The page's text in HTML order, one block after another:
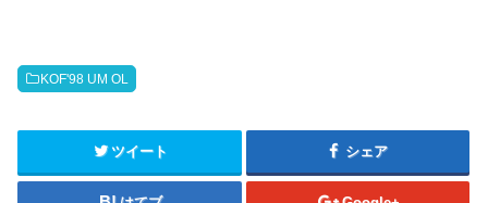
KOF'98 UM OL
ツイート シェア